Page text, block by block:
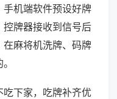
机端软件预设好牌
牌器接收到信号后
麻将机洗牌、码牌
下家，吃牌补齐优